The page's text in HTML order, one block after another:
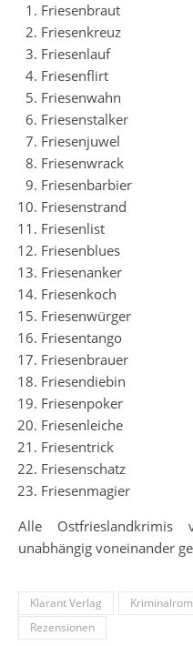
Friesenbraut
Friesenkreuz
Friesenlauf
Friesenflirt
Friesenwahn
Friesenstalker
Friesenjuwel
Friesenwrack
Friesenbarbier
Friesenstrand
Friesenlist
Friesenblues
Friesenanker
Friesenkoch
Friesenwürger
Friesentango
Friesenbrauer
Friesendiebin
Friesenpoker
Friesenleiche
Friesentrick
Friesenschatz
Friesenmagier
Alle Ostfrieslandkrimis
unabhängig voneinander
Klarant Verlag
Rezensionen